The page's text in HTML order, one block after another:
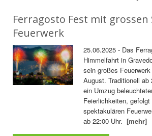
Ferragosto Fest mit grossen
Feuerwerk
25.06.2025 - Das
Himmelfahrt in
sein großes
August. Traditionell ab
ein Umzug
Feierlichkeiten,
spektakulären
ab 22:00 Uhr.[mehr]